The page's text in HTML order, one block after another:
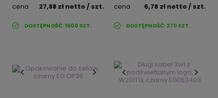
cena
27,88 zł netto/ szt.
DOSTĘPNOŚĆ:1600 SZT.
cena
6,78 zł netto/ szt.
DOSTĘPNOŚĆ:270 SZT.